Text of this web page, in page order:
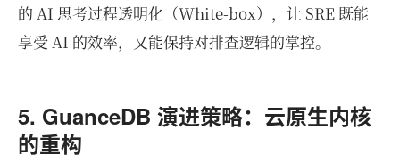
的 AI 思考过程透明化（White-box），让 SRE 既能
享受 AI 的效率，又能保持对排查逻辑的掌控。
5. GuanceDB 演进策略：云原生内核
的重构